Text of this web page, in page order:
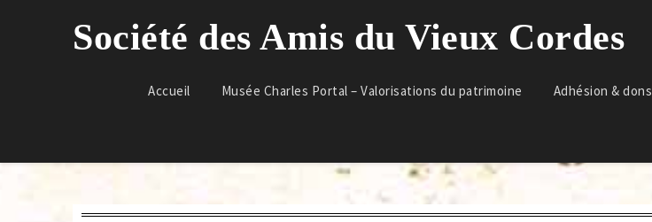
Société des Amis du Vieux Cordes
Accueil Musée Charles Portal – Valorisations du patrimoine Adhésion & dons